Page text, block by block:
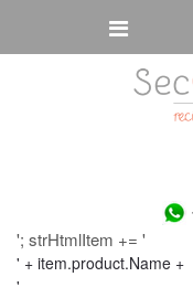
Tienda
'; strHtmlItem += '
' + item.product.Name +
'